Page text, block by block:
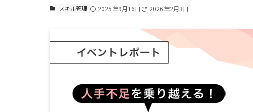
スキル管理 2025年9月16日 2026年2月3日